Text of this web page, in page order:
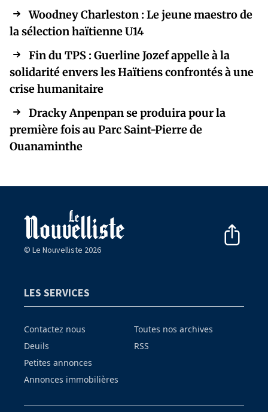
Woodney Charleston : Le jeune maestro de
la sélection haïtienne U14
Fin du TPS : Guerline Jozef appelle à la
solidarité envers les Haïtiens confrontés à une
crise humanitaire
Dracky Anpenpan se produira pour la
première fois au Parc Saint-Pierre de
Ouanaminthe
© Le Nouvelliste 2026
LES SERVICES
Contactez nous
Deuils
Petites annonces
Annonces immobilières
Toutes nos archives
RSS